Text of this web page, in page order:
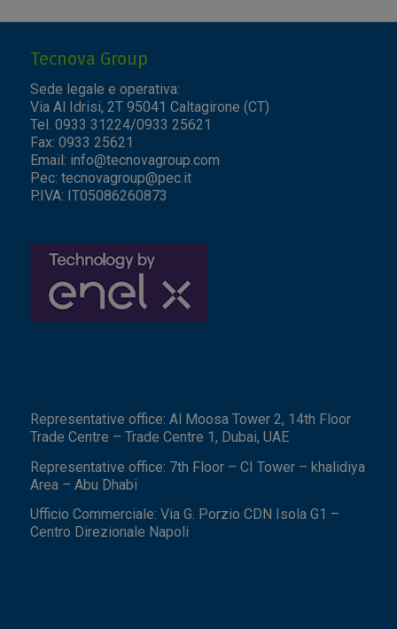
Tecnova Group
Sede legale e operativa:
Via Al Idrisi, 2T 95041 Caltagirone (CT)
Tel. 0933 31224/0933 25621
Fax: 0933 25621
Email: info@tecnovagroup.com
Pec: tecnovagroup@pec.it
P.IVA: IT05086260873
Representative office: Al Moosa Tower 2, 14th Floor
Trade Centre – Trade Centre 1, Dubai, UAE
Representative office: 7th Floor – CI Tower – khalidiya
Area – Abu Dhabi
Ufficio Commerciale: Via G. Porzio CDN Isola G1 –
Centro Direzionale Napoli